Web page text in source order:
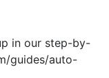
in our step-by-
guides/auto-